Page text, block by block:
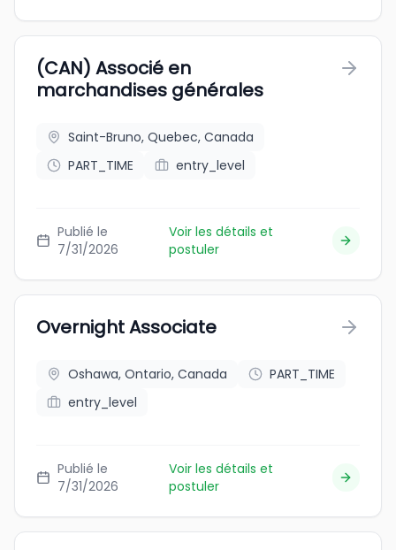
(CAN) Associé en
marchandises générales
Saint-Bruno, Quebec, Canada
PART_TIME
entry_level
Publié le
7/31/2026
Voir les détails et
postuler
Overnight Associate
Oshawa, Ontario, Canada
PART_TIME
entry_level
Publié le
7/31/2026
Voir les détails et
postuler